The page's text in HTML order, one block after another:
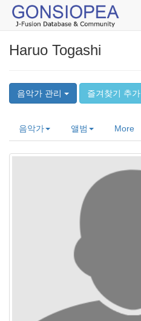
Haruo Togashi
음악가 관리 즐겨찾기 추가
음악가 앨범 More